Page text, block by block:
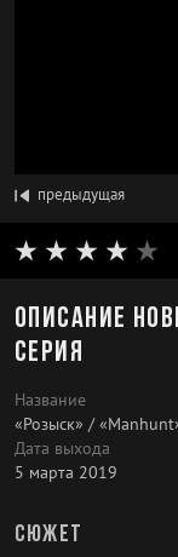
предыдущая
Описание
серия
Название
«Розыск» /
Дата выхода
5 марта 2019
Сюжет